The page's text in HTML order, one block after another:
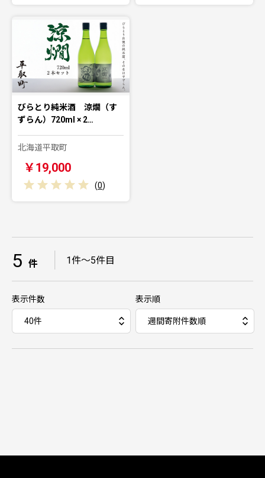
びらとり純米酒 涼燗（す
ずらん）720ml × 2…
北海道平取町
￥19,000
(0)
5 件 1件～5件目
表示件数 表示順